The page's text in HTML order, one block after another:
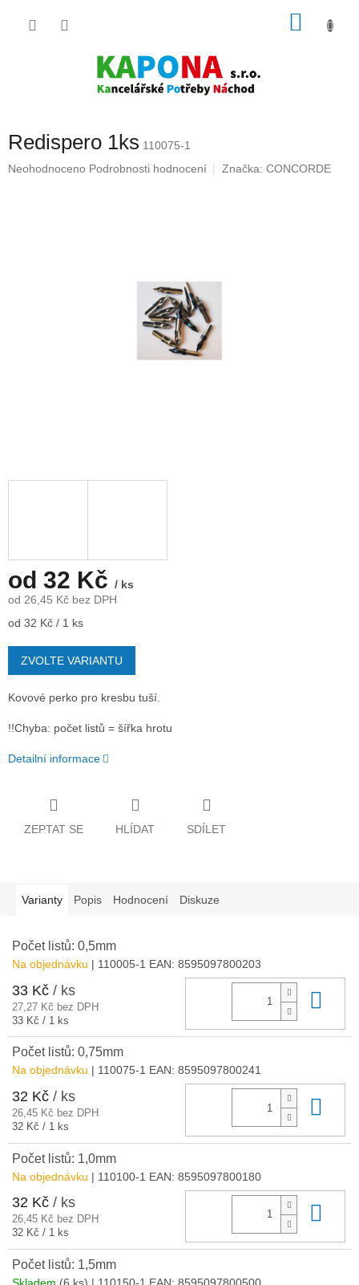
Redispero 1ks 110075-1
Průměrné
Neohodnoceno Podrobnosti hodnocení Značka: CONCORDE
od 32 Kč / ks
od 26,45 Kč bez DPH
Měrná
od 32 Kč / 1 ks
ZVOLTE VARIANTU
Kovové perko pro kresbu tuší.
!!Chyba: počet listů = šířka hrotu
Detailní informace
ZEPTAT SE HLÍDAT SDÍLET
Varianty Popis Hodnocení Diskuze
Počet listů: 0,5mm
Na objednávku | 110005-1 EAN: 8595097800203
33 Kč / ks
27,27 Kč bez DPH
Měrná
33 Kč / 1 ks
Počet listů: 0,75mm
Na objednávku | 110075-1 EAN: 8595097800241
32 Kč / ks
26,45 Kč bez DPH
Měrná
32 Kč / 1 ks
Počet listů: 1,0mm
Na objednávku | 110100-1 EAN: 8595097800180
32 Kč / ks
26,45 Kč bez DPH
Měrná
32 Kč / 1 ks
Počet listů: 1,5mm